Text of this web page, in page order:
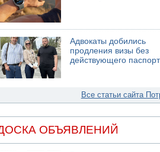
Адвокаты добились
продления визы без
действующего
Все статьи сайта
ОБЪЯВЛЕНИЙ